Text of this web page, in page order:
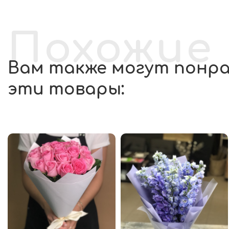
Похожие
Вам также могут
эти товары: